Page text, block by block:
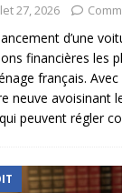
27, 2026
d’une
financières les
français. Avec
neuve avoisinant
peuvent régler